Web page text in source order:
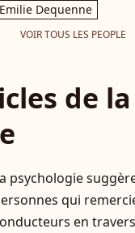
Emilie Dequenne
VOIR TOUS LES PEOPLE
de la
psychologie
qui
en